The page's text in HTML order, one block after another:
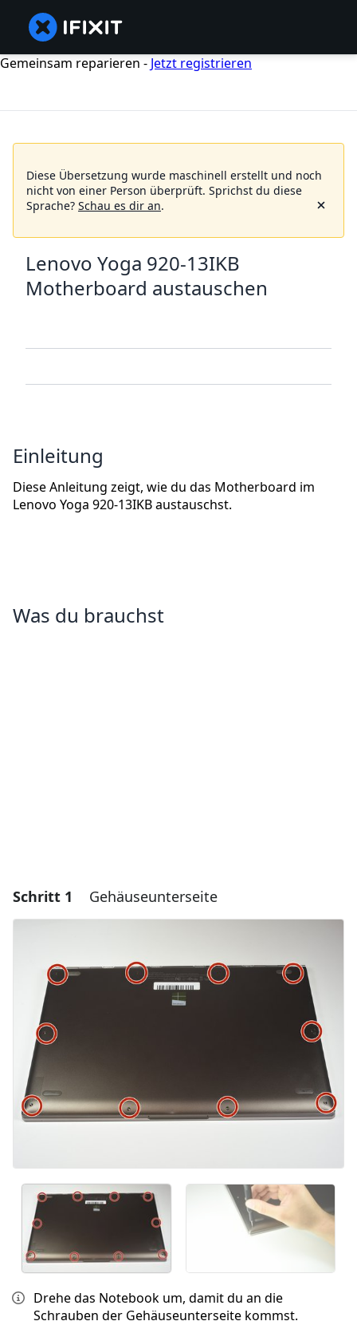
Gemeinsam reparieren - Jetzt registrieren
Diese Übersetzung wurde maschinell erstellt und noch
nicht von einer Person überprüft. Sprichst du diese
Sprache? Schau es dir an.
Lenovo Yoga 920-13IKB
Motherboard austauschen
Einleitung
Diese Anleitung zeigt, wie du das Motherboard im
Lenovo Yoga 920-13IKB austauschst.
Was du brauchst
Schritt 1 Gehäuseunterseite
Drehe das Notebook um, damit du an die
Schrauben der Gehäuseunterseite kommst.